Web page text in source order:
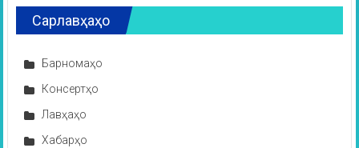
Сарлавҳаҳо
Барномаҳо
Консертҳо
Лавҳаҳо
Хабарҳо